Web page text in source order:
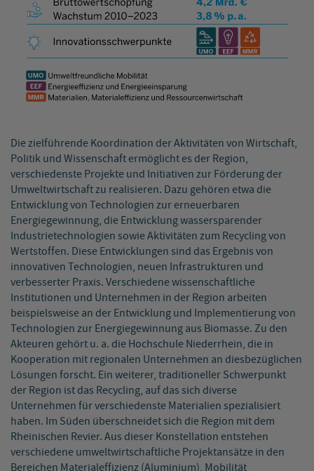
Die zielführende Koordination der Aktivitäten von Wirtschaft,
Politik und Wissenschaft ermöglicht es der Region,
verschiedenste Projekte und Initiativen zur Förderung der
Umweltwirtschaft zu realisieren. Dazu gehören etwa die
Entwicklung von Technologien zur erneuerbaren
Energiegewinnung, die Entwicklung wassersparender
Industrietechnologien sowie Aktivitäten zum Recycling von
Wertstoffen. Diese Entwicklungen sind das Ergebnis von
innovativen Technologien, neuen Infrastrukturen und
verbesserter Praxis. Verschiedene wissenschaftliche
Institutionen und Unternehmen in der Region arbeiten
beispielsweise an der Entwicklung und Implementierung von
Technologien zur Energiegewinnung aus Biomasse. Zu den
Akteuren gehört u. a. die Hochschule Niederrhein, die in
Kooperation mit regionalen Unternehmen an diesbezüglichen
Lösungen forscht. Ein weiterer, traditioneller Schwerpunkt
der Region ist das Recycling, auf das sich diverse
Unternehmen für verschiedenste Materialien spezialisiert
haben. Im Süden überschneidet sich die Region mit dem
Rheinischen Revier. Aus dieser Konstellation entstehen
verschiedene umweltwirtschaftliche Projektansätze in den
Bereichen Materialeffizienz (Aluminium), Mobilität